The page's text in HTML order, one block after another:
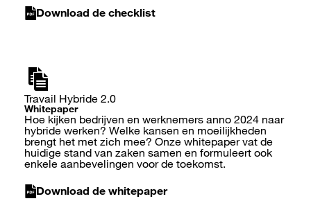
Download de checklist
Travail Hybride 2.0
Whitepaper
Hoe kijken bedrijven en werknemers anno 2024 naar
hybride werken? Welke kansen en moeilijkheden
brengt het met zich mee? Onze whitepaper vat de
huidige stand van zaken samen en formuleert ook
enkele aanbevelingen voor de toekomst.
Download de whitepaper